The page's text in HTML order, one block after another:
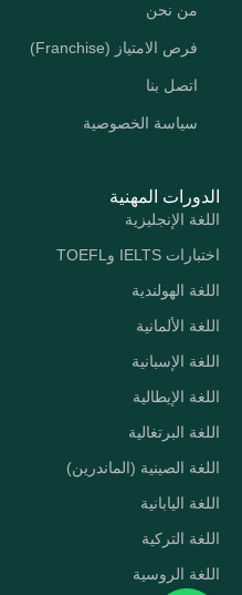
من نحن
فرص الامتياز (Franchise)
اتصل بنا
سياسة الخصوصية
الدورات المهنية
اللغة الإنجليزية
اختبارات IELTS وTOEFL
اللغة الهولندية
اللغة الألمانية
اللغة الإسبانية
اللغة الإيطالية
اللغة البرتغالية
اللغة الصينية (الماندرين)
اللغة اليابانية
اللغة التركية
اللغة الروسية